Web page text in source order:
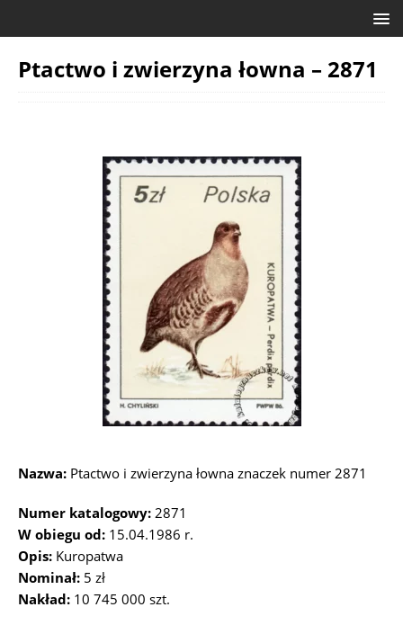
Ptactwo i zwierzyna łowna – 2871
Nazwa: Ptactwo i zwierzyna łowna znaczek numer 2871
Numer katalogowy: 2871
W obiegu od: 15.04.1986 r.
Opis: Kuropatwa
Nominał: 5 zł
Nakład: 10 745 000 szt.